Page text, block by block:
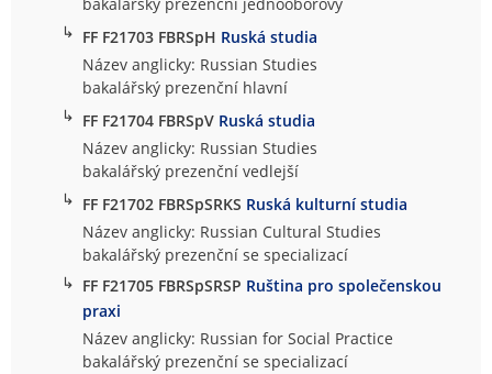
bakalářský prezenční jednooborový
↳ FF F21703 FBRSpH Ruská studia
Název anglicky: Russian Studies
bakalářský prezenční hlavní
↳ FF F21704 FBRSpV Ruská studia
Název anglicky: Russian Studies
bakalářský prezenční vedlejší
↳ FF F21702 FBRSpSRKS Ruská kulturní studia
Název anglicky: Russian Cultural Studies
bakalářský prezenční se specializací
↳ FF F21705 FBRSpSRSP Ruština pro společenskou
praxi
Název anglicky: Russian for Social Practice
bakalářský prezenční se specializací